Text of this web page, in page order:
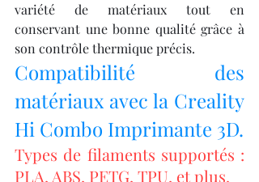
variété de matériaux tout en
conservant une bonne qualité grâce à
son contrôle thermique précis.
Compatibilité des
matériaux avec la Creality
Hi Combo Imprimante 3D.
Types de filaments supportés :
PLA, ABS, PETG, TPU, et plus.